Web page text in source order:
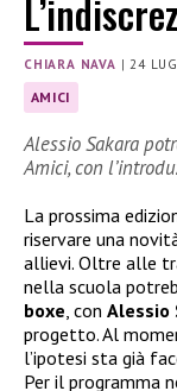
CHIARA NAVA | 24
AMICI
Alessio Sakara
Amici, con
La prossima
riservare una
allievi. Oltre alle
nella scuola
boxe, con Alessio
progetto. Al
l’ipotesi sta già
Per il programma